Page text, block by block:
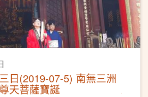
日(2019-07-5) 南無三洲
天菩薩寶誕